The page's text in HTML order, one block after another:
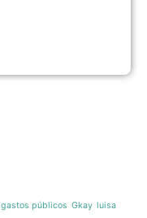
gastos públicos Gkay luisa